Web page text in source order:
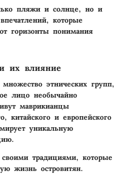
пляжи и солнце, но и
которые
горизонты понимания
их влияние
этнических групп,
лицо необычайно
маврикианцы
китайского и европейского
уникальную
традициями, которые
жизнь островитян.